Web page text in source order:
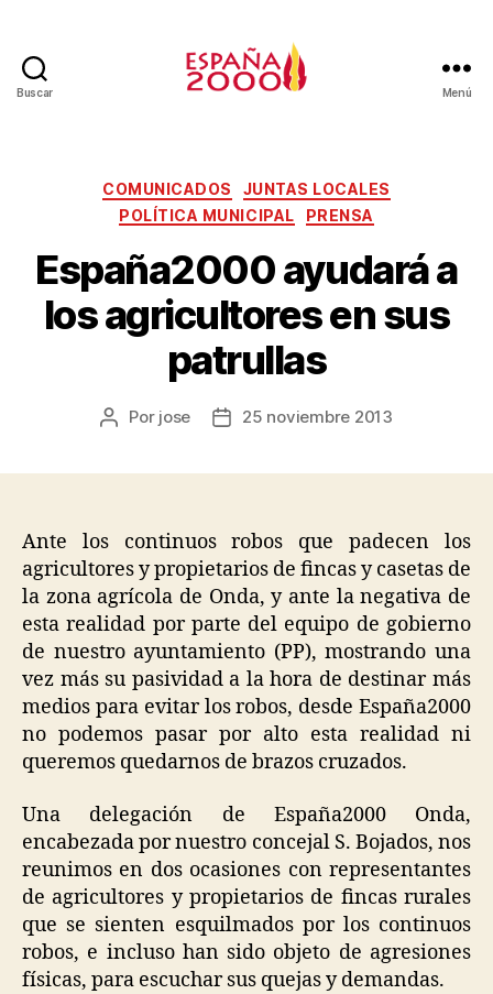
Buscar Menú
COMUNICADOS
JUNTAS LOCALES
POLÍTICA MUNICIPAL
PRENSA
España2000 ayudará a
los agricultores en sus
patrullas
Por jose 25 noviembre 2013
Ante los continuos robos que padecen los
agricultores y propietarios de fincas y casetas de
la zona agrícola de Onda, y ante la negativa de
esta realidad por parte del equipo de gobierno
de nuestro ayuntamiento (PP), mostrando una
vez más su pasividad a la hora de destinar más
medios para evitar los robos, desde España2000
no podemos pasar por alto esta realidad ni
queremos quedarnos de brazos cruzados.
Una delegación de España2000 Onda,
encabezada por nuestro concejal S. Bojados, nos
reunimos en dos ocasiones con representantes
de agricultores y propietarios de fincas rurales
que se sienten esquilmados por los continuos
robos, e incluso han sido objeto de agresiones
físicas, para escuchar sus quejas y demandas.